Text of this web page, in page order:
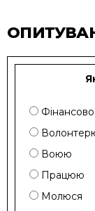
Фінансово
Воюю
Працюю
Молюся